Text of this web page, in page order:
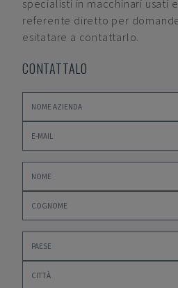
specialisti in macchinari usati
referente diretto per
esitatare a contattarlo.
CONTATTALO